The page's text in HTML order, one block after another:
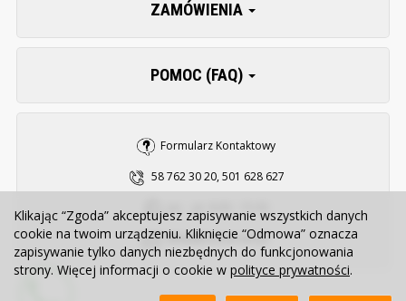
ZAMÓWIENIA
POMOC (FAQ)
Formularz Kontaktowy
58 762 30 20, 501 628 627
sklep@zooserwis.pl
Klikając “Zgoda” akceptujesz zapisywanie wszystkich danych
cookie na twoim urządzeniu. Kliknięcie “Odmowa” oznacza
zapisywanie tylko danych niezbędnych do funkcjonowania
strony. Więcej informacji o cookie w polityce prywatności.